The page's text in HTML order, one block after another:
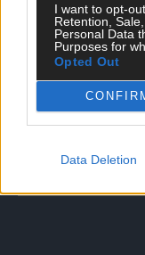
I want to opt-
Retention,
Personal Data
Purposes for
Opted Out
Data Deletion
Politik & Co
Money Matters
Tipps & Tricks
Brainpower
Meinung
Streams & Storys